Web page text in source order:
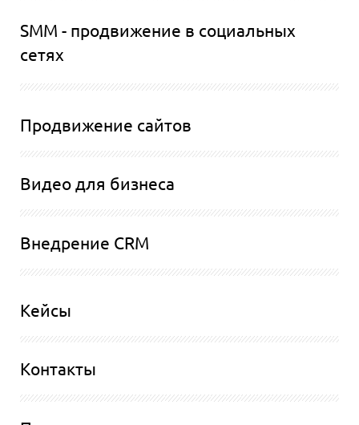
SMM - продвижение в социальных
сетях
Продвижение сайтов
Видео для бизнеса
Внедрение CRM
Кейсы
Контакты